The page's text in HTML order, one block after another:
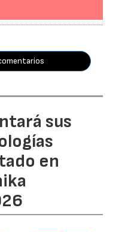
sus
en